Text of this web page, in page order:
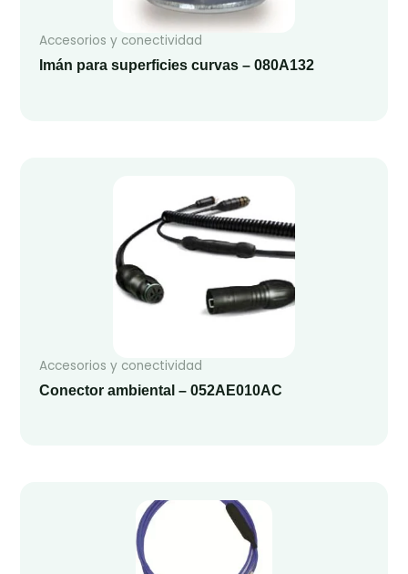
Accesorios y conectividad
Imán para superficies curvas – 080A132
Accesorios y conectividad
Conector ambiental – 052AE010AC